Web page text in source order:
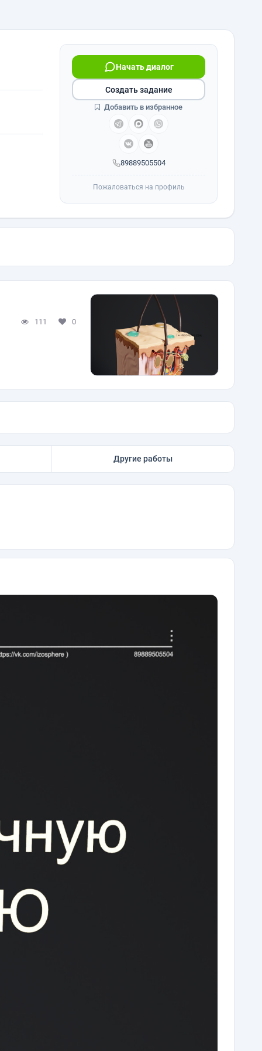
89889505504
Начать диалог
Создать задание
Добавить в избранное
Пожаловаться на профиль
111 0
Другие работы